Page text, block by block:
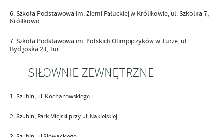
Szkoła Podstawowa im. Ziemi Pałuckiej w Królikowie, ul. Szkolna 7,
Królikowo
Szkoła Podstawowa im. Polskich Olimpijczyków w Turze, ul.
Bydgoska 28, Tur
SIŁOWNIE ZEWNĘTRZNE
Szubin, ul. Kochanowskiego 1
Szubin, Park Miejski przy ul. Nakielskiej